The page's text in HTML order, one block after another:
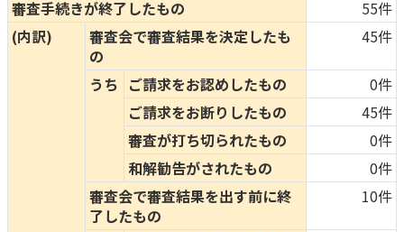
保険用語集
お問い合わせ
すこやか健康ラボ
ラジオ体操・みんなの体操
ラジオ体操ポータルサイト
お客さまの声／お客さまサービス向上の取組み
かんぽジャンクション
審査手続きが終了したもの
55件
(内訳)
審査会で審査結果を決定したも
の
45件
うち ご請求をお認めしたもの
0件
ご請求をお断りしたもの
45件
審査が打ち切られたもの
0件
和解勧告がされたもの
0件
審査会で審査結果を出す前に終
了したもの
10件